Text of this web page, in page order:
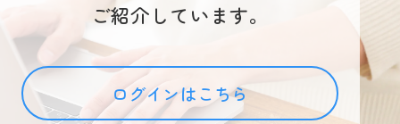
ご紹介しています。
ログインはこちら